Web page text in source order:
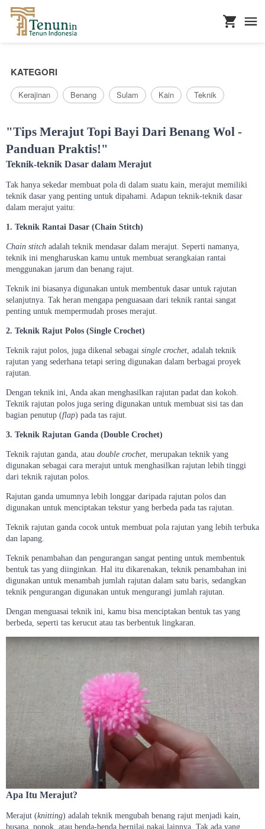
KATEGORI
Kerajinan Benang Sulam Kain Teknik
"Tips Merajut Topi Bayi Dari Benang Wol -
Panduan Praktis!"
Teknik-teknik Dasar dalam Merajut
Tak hanya sekedar membuat pola di dalam suatu kain, merajut memiliki
teknik dasar yang penting untuk dipahami. Adapun teknik-teknik dasar
dalam merajut yaitu:
1. Teknik Rantai Dasar (Chain Stitch)
Chain stitch adalah teknik mendasar dalam merajut. Seperti namanya,
teknik ini mengharuskan kamu untuk membuat serangkaian rantai
menggunakan jarum dan benang rajut.
Teknik ini biasanya digunakan untuk membentuk dasar untuk rajutan
selanjutnya. Tak heran mengapa penguasaan dari teknik rantai sangat
penting untuk mempermudah proses merajut.
2. Teknik Rajut Polos (Single Crochet)
Teknik rajut polos, juga dikenal sebagai single crochet, adalah teknik
rajutan yang sederhana tetapi sering digunakan dalam berbagai proyek
rajutan.
Dengan teknik ini, Anda akan menghasilkan rajutan padat dan kokoh.
Teknik rajutan polos juga sering digunakan untuk membuat sisi tas dan
bagian penutup (flap) pada tas rajut.
3. Teknik Rajutan Ganda (Double Crochet)
Teknik rajutan ganda, atau double crochet, merupakan teknik yang
digunakan sebagai cara merajut untuk menghasilkan rajutan lebih tinggi
dari teknik rajutan polos.
Rajutan ganda umumnya lebih longgar daripada rajutan polos dan
digunakan untuk menciptakan tekstur yang berbeda pada tas rajutan.
Teknik rajutan ganda cocok untuk membuat pola rajutan yang lebih terbuka
dan lapang.
Teknik penambahan dan pengurangan sangat penting untuk membentuk
bentuk tas yang diinginkan. Hal itu dikarenakan, teknik penambahan ini
digunakan untuk menambah jumlah rajutan dalam satu baris, sedangkan
teknik pengurangan digunakan untuk mengurangi jumlah rajutan.
Dengan menguasai teknik ini, kamu bisa menciptakan bentuk tas yang
berbeda, seperti tas kerucut atau tas berbentuk lingkaran.
Apa Itu Merajut?
Merajut (knitting) adalah teknik mengubah benang rajut menjadi kain,
busana, popok, atau benda-benda bernilai pakai lainnya. Tak ada yang